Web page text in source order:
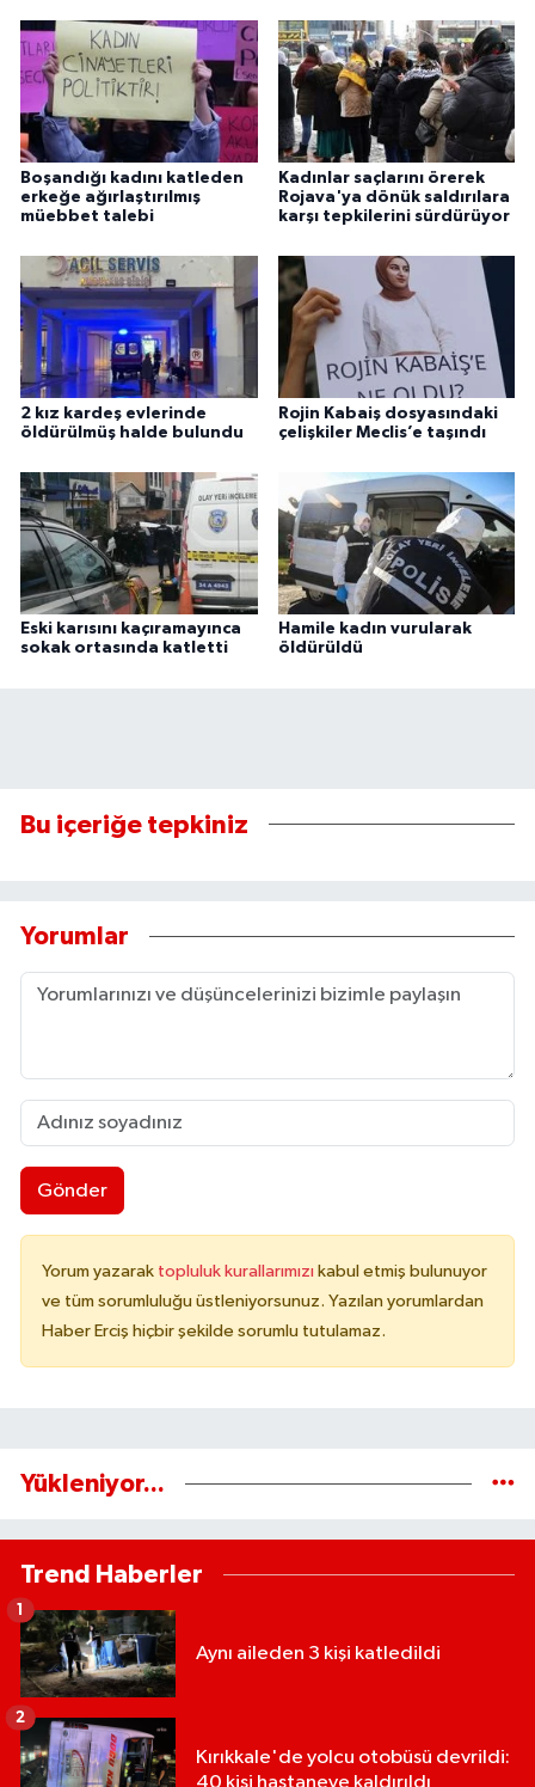
Boşandığı kadını katleden
erkeğe ağırlaştırılmış
müebbet talebi
Kadınlar saçlarını örerek
Rojava'ya dönük saldırılara
karşı tepkilerini sürdürüyor
2 kız kardeş evlerinde
öldürülmüş halde bulundu
Rojin Kabaiş dosyasındaki
çelişkiler Meclis’e taşındı
Eski karısını kaçıramayınca
sokak ortasında katletti
Hamile kadın vurularak
öldürüldü
Bu içeriğe tepkiniz
Yorumlar
Gönder
Yorum yazarak topluluk kurallarımızı kabul etmiş bulunuyor
ve tüm sorumluluğu üstleniyorsunuz. Yazılan yorumlardan
Haber Erciş hiçbir şekilde sorumlu tutulamaz.
Yükleniyor...
Trend Haberler
Aynı aileden 3 kişi katledildi
1
Kırıkkale'de yolcu otobüsü devrildi:
40 kişi hastaneye kaldırıldı
2